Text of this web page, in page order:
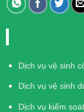
Dịch vụ vệ sinh
Dịch vụ vệ sinh
Dịch vụ kiểm